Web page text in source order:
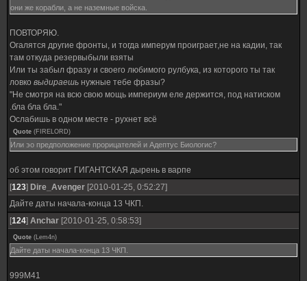
они же корабли, а не наземные войска.
ПОВТОРЯЮ.
Огалятся другие фронты, и тогда имперум проиграет,не на кадии, так
там откуда резервыбыли взяты
Или ты забыл фразу и своего любимого рулбука, из которого ты так
ловко выдираешь нужные тебе фразы?
"Не смотря на всю свою мощь империум еле держится, под натиском
.бла бла бла."
Ослабишь в одном месте - рухнет всё
Quote (FIRELORD)
Или эо предположение прорицателей и Адептус Биологис?
об этом говорит ГИГАНТСКАЯ дырень в варпе
[123] Dire_Avenger [2010-01-25, 0:52:27]
Дайте даты начала-конца 13 ЧКП.
[124] Anchar [2010-01-25, 0:58:53]
Quote (Lem4n)
Дайте даты начала-конца 13 ЧКП.
999M41